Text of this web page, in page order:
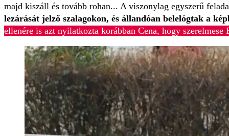
majd kiszáll és tovább rohan... A viszonylag egyszerű
lezárását jelző szalagokon, és állandóan belelógtak a
ellenére is azt nyilatkozta korábban Cena, hogy szerelmese